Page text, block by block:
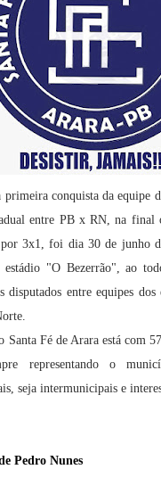
primeira conquista da equipe
entre PB x RN, na final
por 3x1, foi dia 30 de junho
estádio "O Bezerrão", ao
disputados entre equipes dos
Santa Fé de Arara está com
representando o
seja intermunicipais e
Pedro Nunes